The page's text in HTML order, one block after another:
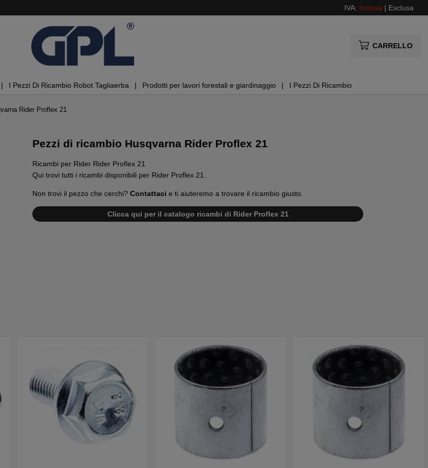
IVA: Inclusa | Esclusa
CARRELLO
I Pezzi Di Ricambio Robot Tagliaerba Prodotti per lavori forestali e giardinaggio I Pezzi Di Ricambio
Rider Proflex 21
Pezzi di ricambio Husqvarna Rider Proflex 21
Ricambi per Rider Rider Proflex 21
Qui trovi tutti i ricambi disponibili per Rider Proflex 21.
Non trovi il pezzo che cerchi? Contattaci e ti aiuteremo a trovare il ricambio giusto.
Clicca qui per il catalogo ricambi di Rider Proflex 21